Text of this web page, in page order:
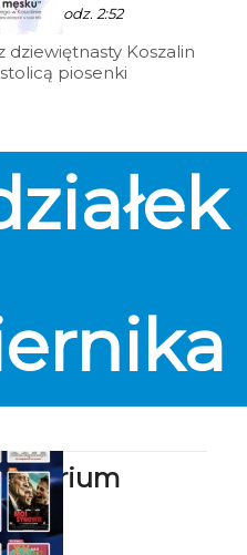
2025 godz. 2:52
dziewiętnasty Koszalin
piosenki
artystów, którzy
że piosenka to nie
ale i ważne słowo,
refleksja.